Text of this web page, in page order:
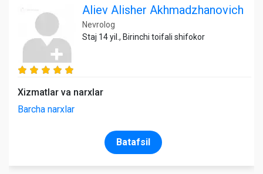
Aliev Alisher Akhmadzhanovich
Nevrolog
Staj 14 yil., Birinchi toifali shifokor
Xizmatlar va narxlar
Barcha narxlar
Batafsil